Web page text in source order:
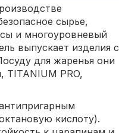
сырье,
и многоуровневый
выпускает изделия с
для жаренья они
TITANIUM PRO,
кислоту).